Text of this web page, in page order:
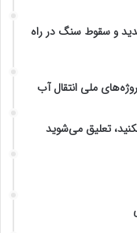
۴ استان؛ رگبار شدید و سقوط سنگ در راه
ملی انتقال آب